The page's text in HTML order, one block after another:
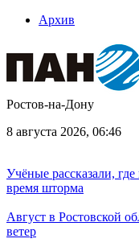
Архив
Ростов-на-Дону
8 августа 2026, 06:46
Учёные рассказали, где
время шторма
Август в Ростовской
ветер